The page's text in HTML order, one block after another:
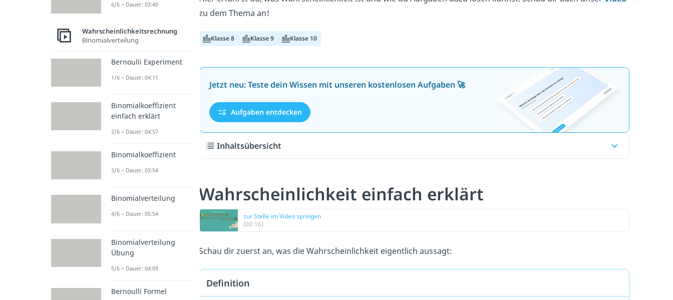
zu dem Thema an!
Klasse 8 Klasse 9 Klasse 10
Jetzt neu: Teste dein Wissen mit unseren kostenlosen Aufgaben 🚀
Aufgaben entdecken
Inhaltsübersicht
Wahrscheinlichkeit einfach erklärt
zur Stelle im Video springen
(00:16)
Schau dir zuerst an, was die Wahrscheinlichkeit eigentlich aussagt:
Definition
6/6 – Dauer: 03:40
Wahrscheinlichkeitsrechnung
Binomialverteilung
Bernoulli Experiment
1/6 – Dauer: 04:11
Binomialkoeffizient
einfach erklärt
2/6 – Dauer: 04:57
Binomialkoeffizient
3/6 – Dauer: 03:54
Binomialverteilung
4/6 – Dauer: 05:54
Binomialverteilung
Übung
5/6 – Dauer: 04:09
Bernoulli Formel